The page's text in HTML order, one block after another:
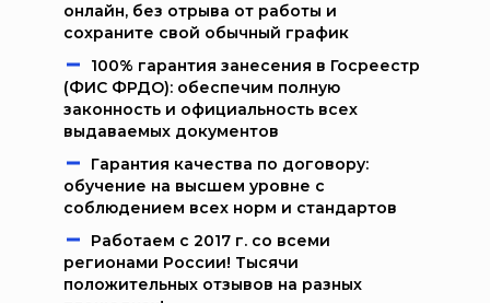
онлайн, без отрыва от работы и
сохраните свой обычный график
100% гарантия занесения в Госреестр
(ФИС ФРДО): обеспечим полную
законность и официальность всех
выдаваемых документов
Гарантия качества по договору:
обучение на высшем уровне с
соблюдением всех норм и стандартов
Работаем c 2017 г. со всеми
регионами России! Тысячи
положительных отзывов на разных